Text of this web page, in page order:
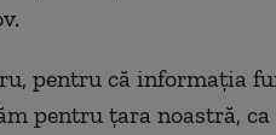
pentru că informația
pentru țara noastră, ca